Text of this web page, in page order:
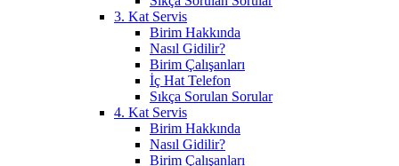
3. Kat Servis
Birim Hakkında
Nasıl Gidilir?
Birim Çalışanları
İç Hat Telefon
Sıkça Sorulan Sorular
4. Kat Servis
Birim Hakkında
Nasıl Gidilir?
Birim Çalışanları